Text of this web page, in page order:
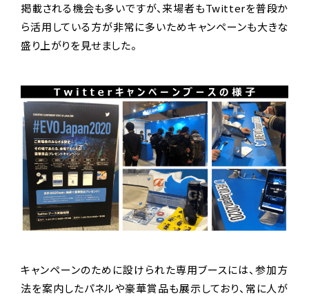
掲載される機会も多いですが、来場者もTwitterを普段か
ら活用している方が非常に多いためキャンペーンも大きな
盛り上がりを見せました。
キャンペーンのために設けられた専用ブースには、参加方
法を案内したパネルや豪華賞品も展示しており、常に人が